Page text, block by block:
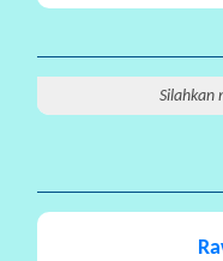
Silahkan